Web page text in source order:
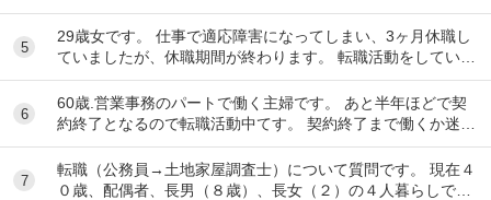
20円で、1日6時間で働いています。 ...
5
29歳女です。 仕事で適応障害になってしまい、3ヶ月休職し
ていましたが、休職期間が終わります。 転職活動をしていま
したが決まらなかったので、一応、復帰さ...
6
60歳.営業事務のパートで働く主婦です。 あと半年ほどで契
約終了となるので転職活動中てす。 契約終了まで働くか迷い
ましたが、転職するなら早いほうが良いだろ...
7
転職（公務員→土地家屋調査士）について質問です。 現在４
０歳、配偶者、長男（８歳）、長女（２）の４人暮らしで